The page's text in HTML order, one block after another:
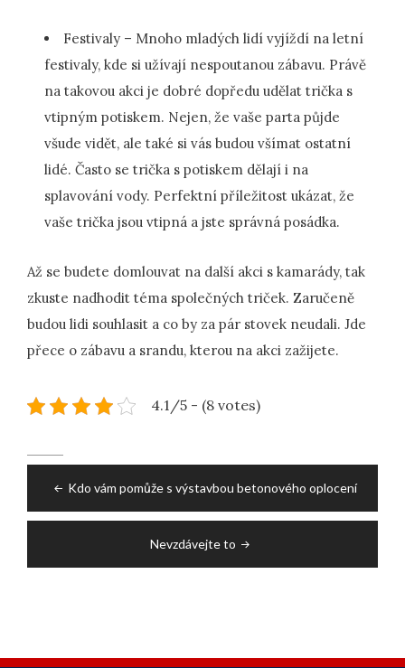
Festivaly – Mnoho mladých lidí vyjíždí na letní
festivaly, kde si užívají nespoutanou zábavu. Právě
na takovou akci je dobré dopředu udělat trička s
vtipným potiskem. Nejen, že vaše parta půjde
všude vidět, ale také si vás budou všímat ostatní
lidé. Často se trička s potiskem dělají i na
splavování vody. Perfektní příležitost ukázat, že
vaše trička jsou vtipná a jste správná posádka.
Až se budete domlouvat na další akci s kamarády, tak
zkuste nadhodit téma společných triček. Zaručeně
budou lidi souhlasit a co by za pár stovek neudali. Jde
přece o zábavu a srandu, kterou na akci zažijete.
4.1/5 - (8 votes)
navigation
Kdo vám pomůže s výstavbou betonového oplocení
Nevzdávejte to